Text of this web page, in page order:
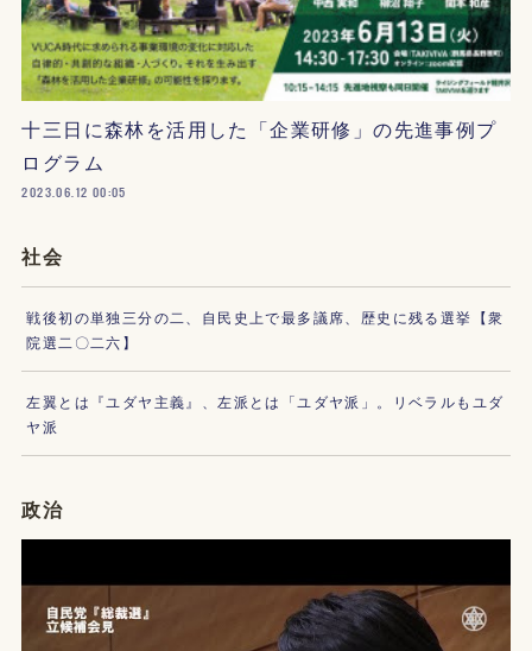
十三日に森林を活用した「企業研修」の先進事例プ
ログラム
2023.06.12 00:05
社会
戦後初の単独三分の二、自民史上で最多議席、歴史に残る選挙【衆
院選二〇二六】
左翼とは『ユダヤ主義』、左派とは「ユダヤ派」。リベラルもユダ
ヤ派
政治